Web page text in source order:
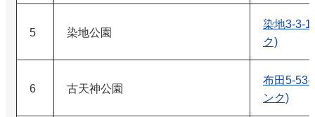
5 染地公園
染地3-3-
ク)
6 古天神公園
布田5-53-
ンク)